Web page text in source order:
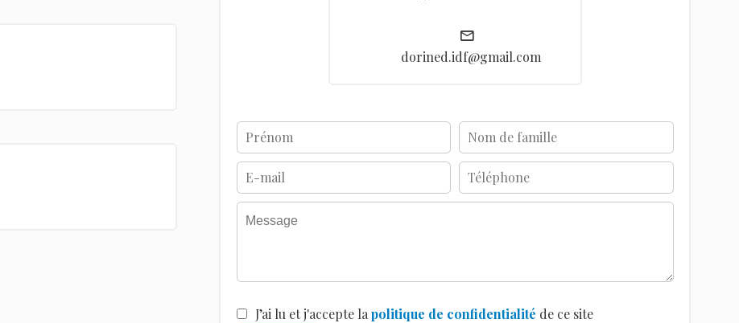
dorined.idf@gmail.com
J’ai lu et j'accepte la politique de confidentialité de ce site